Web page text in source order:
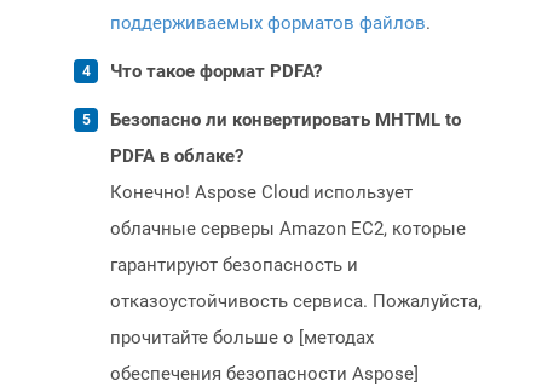
поддерживаемых форматов файлов.
Что такое формат PDFA?
Безопасно ли конвертировать MHTML to
PDFA в облаке?
Конечно! Aspose Cloud использует
облачные серверы Amazon EC2, которые
гарантируют безопасность и
отказоустойчивость сервиса. Пожалуйста,
прочитайте больше о [методах
обеспечения безопасности Aspose]